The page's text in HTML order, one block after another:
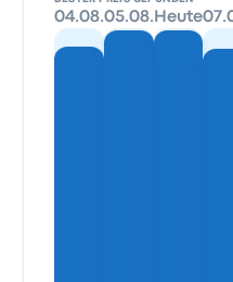
04.08.05.08. Heute